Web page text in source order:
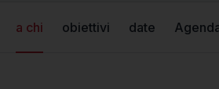
a chi obiettivi date